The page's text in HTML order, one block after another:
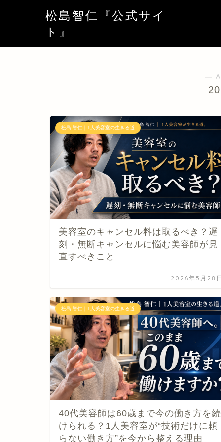
松島智仁『公式サイ
ト』
―
松島 智仁｜1人美容室の生きる道
美容室のキャンセル料は取るべき？遅
刻・無断キャンセルに悩む美容師が見
直すべきこと
2026年5月28日
松島 智仁｜1人美容室の生きる道
40代美容師は60歳まで今の働き方を続
けられる？1人美容室が“技術だけに頼
らない働き方”を今から整える理由